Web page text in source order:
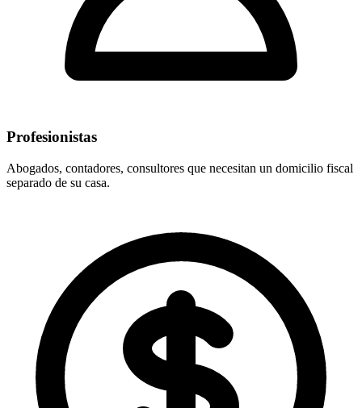
Profesionistas
Abogados, contadores, consultores que necesitan un domicilio fiscal
separado de su casa.